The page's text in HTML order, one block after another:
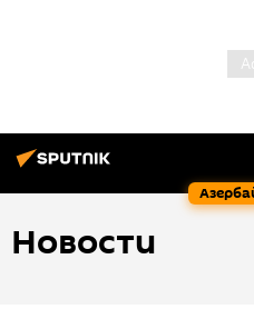
Новости